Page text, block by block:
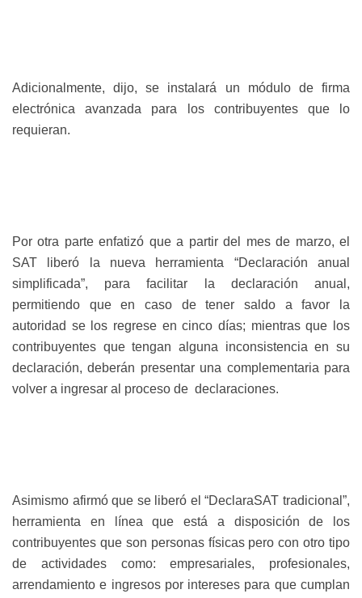
Adicionalmente, dijo, se instalará un módulo de firma
electrónica avanzada para los contribuyentes que lo
requieran.
Por otra parte enfatizó que a partir del mes de marzo, el
SAT liberó la nueva herramienta “Declaración anual
simplificada”, para facilitar la declaración anual,
permitiendo que en caso de tener saldo a favor la
autoridad se los regrese en cinco días; mientras que los
contribuyentes que tengan alguna inconsistencia en su
declaración, deberán presentar una complementaria para
volver a ingresar al proceso de declaraciones.
Asimismo afirmó que se liberó el “DeclaraSAT tradicional”,
herramienta en línea que está a disposición de los
contribuyentes que son personas físicas pero con otro tipo
de actividades como: empresariales, profesionales,
arrendamiento e ingresos por intereses para que cumplan